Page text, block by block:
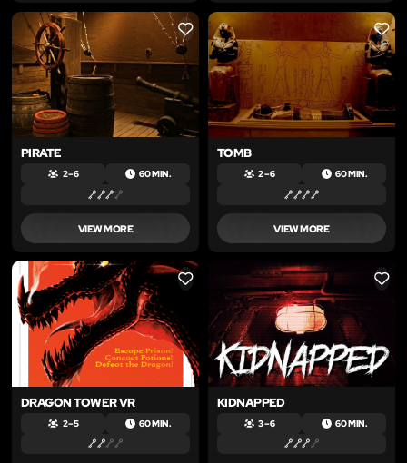
LIKE
PIRATE
2 – 6 60 MIN.
VIEW MORE
LIKE
TOMB
2 – 6 60 MIN.
VIEW MORE
LIKE
DRAGON TOWER VR
2 – 5 60 MIN.
LIKE
KIDNAPPED
3 – 6 60 MIN.